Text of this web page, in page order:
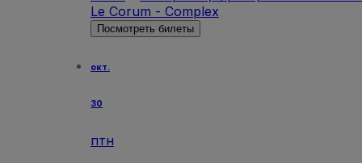
Le Corum - Complex
Посмотреть билеты
окт.
30
птн